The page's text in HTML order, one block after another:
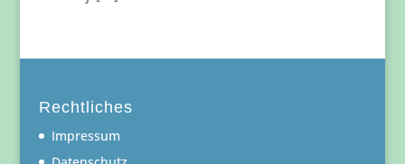
Rechtliches
Impressum